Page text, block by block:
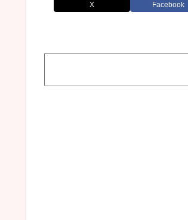
X Facebook